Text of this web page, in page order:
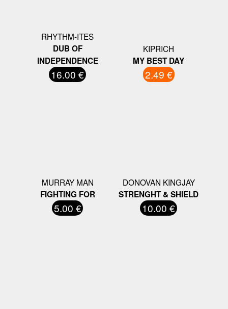
RHYTHM-ITES
DUB OF
INDEPENDENCE
16.00 €
KIPRICH
MY BEST DAY
2.49 €
MURRAY MAN
FIGHTING FOR
5.00 €
DONOVAN KINGJAY
STRENGHT & SHIELD
10.00 €